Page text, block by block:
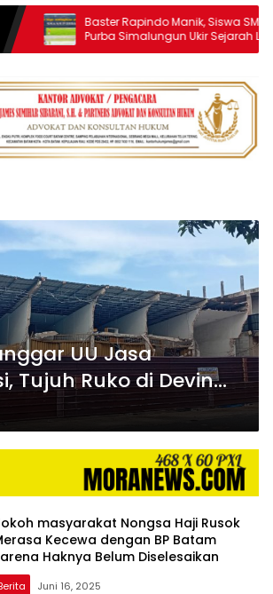
Baster Rapindo Manik, Siswa SMA Negeri 1
Purba Simalungun Ukir Sejarah Lolos OSN
Tingkat Nasional
UU Jasa
Tujuh Ruko di Devin
Pengembang
masyarakat Nongsa Haji Rusok
Kecewa dengan BP Batam
Haknya Belum Diselesaikan
Juni 16, 2025